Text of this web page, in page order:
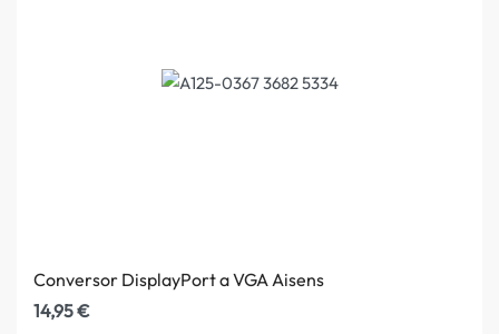
Conversor DisplayPort a VGA Aisens
14,95€